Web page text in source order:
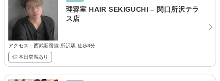
理容室 HAIR SEKIGUCHI – 関口所沢テラ
ス店
アクセス：西武新宿線 所沢駅 徒歩3分
◎ 本日空席あり